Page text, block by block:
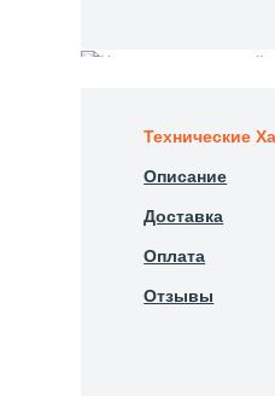
Технические
Описание
Доставка
Оплата
Отзывы